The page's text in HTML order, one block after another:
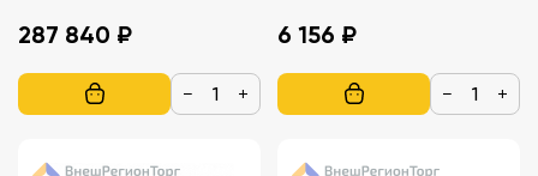
287 840 ₽
− +
поддержки
6 156 ₽
− +